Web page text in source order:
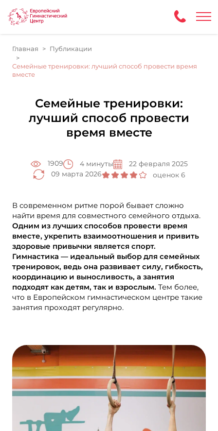
Главная Публикации
Семейные тренировки: лучший способ провести время
вместе
Семейные тренировки:
лучший способ провести
время вместе
1909 4 минуты
22 февраля 2025
09 марта 2026
оценок 6
В современном ритме порой бывает сложно
найти время для совместного семейного отдыха.
Одним из лучших способов провести время
вместе, укрепить взаимоотношения и привить
здоровые привычки является спорт.
Гимнастика — идеальный выбор для семейных
тренировок, ведь она развивает силу, гибкость,
координацию и выносливость, а занятия
подходят как детям, так и взрослым. Тем более,
что в Европейском гимнастическом центре такие
занятия проходят регулярно.